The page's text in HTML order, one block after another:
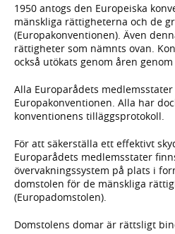
1950 antogs den Europeiska
mänskliga rättigheterna och de
(Europakonventionen). Även
rättigheter som nämnts ovan.
också utökats genom åren
Alla Europarådets
Europakonventionen. Alla har
konventionens tilläggsprotokoll.
För att säkerställa ett effektivt
Europarådets medlemsstater
övervakningssystem på plats i
domstolen för de mänskliga
(Europadomstolen).
Domstolens domar är rättsligt